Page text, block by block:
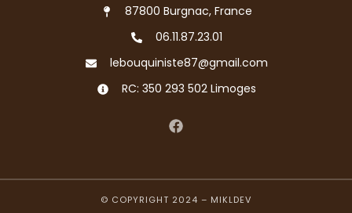
87800 Burgnac, France
06.11.87.23.01
lebouquiniste87@gmail.com
RC: 350 293 502 Limoges
© COPYRIGHT 2024 – MIKLDEV